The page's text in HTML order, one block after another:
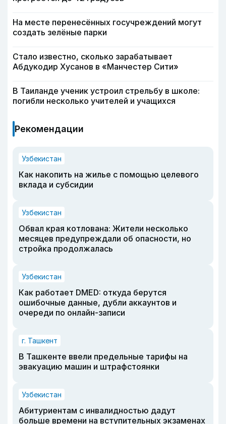
На месте перенесённых госучреждений могут
создать зелёные парки
Стало известно, сколько зарабатывает
Абдукодир Хусанов в «Манчестер Сити»
В Таиланде ученик устроил стрельбу в школе:
погибли несколько учителей и учащихся
Рекомендации
Узбекистан
Как накопить на жилье с помощью целевого
вклада и субсидии
Узбекистан
Обвал края котлована: Жители несколько
месяцев предупреждали об опасности, но
стройка продолжалась
Узбекистан
Как работает DMED: откуда берутся
ошибочные данные, дубли аккаунтов и
очереди по онлайн-записи
г. Ташкент
В Ташкенте ввели предельные тарифы на
эвакуацию машин и штрафстоянки
Узбекистан
Абитуриентам с инвалидностью дадут
больше времени на вступительных экзаменах